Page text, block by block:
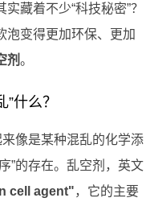
藏着不少“科技秘密”？
泡变得更加环保、更加
剂。
什么？
像是某种混乱的化学添
”的存在。乱空剂，英文
cell agent"，它的主要